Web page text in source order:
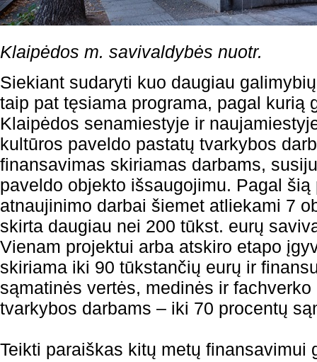
Klaipėdos m. savivaldybės nuotr.
Siekiant sudaryti kuo daugiau
taip pat tęsiama programa, pagal kurią
Klaipėdos senamiestyje ir
kultūros paveldo pastatų tvarkybos
finansavimas skiriamas darbams,
paveldo objekto išsaugojimu. Pagal šią
atnaujinimo darbai šiemet atliekami 7
skirta daugiau nei 200 tūkst. eurų
Vienam projektui arba atskiro etapo
skiriama iki 90 tūkstančių eurų ir
sąmatinės vertės, medinės ir
tvarkybos darbams – iki 70 procentų
Teikti paraiškas kitų metų finansavimui